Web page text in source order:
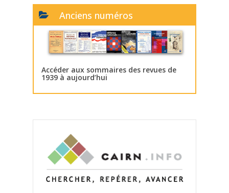
Anciens numéros
Accéder aux sommaires des revues de
1939 à aujourd’hui